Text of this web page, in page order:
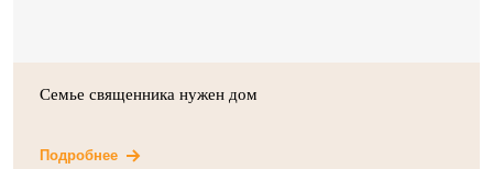
Семье священника нужен дом
Подробнее